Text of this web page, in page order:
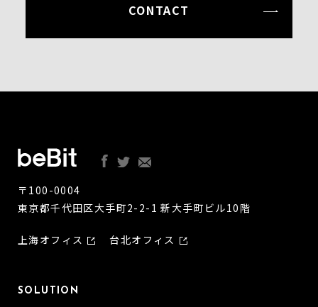
CONTACT
〒100-0004
東京都千代田区大手町2-2-1 新大手町ビル10階
上海オフィス 台北オフィス
SOLUTION